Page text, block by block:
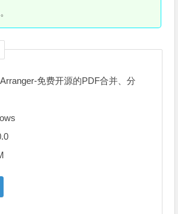
免费开源的PDF合并、分